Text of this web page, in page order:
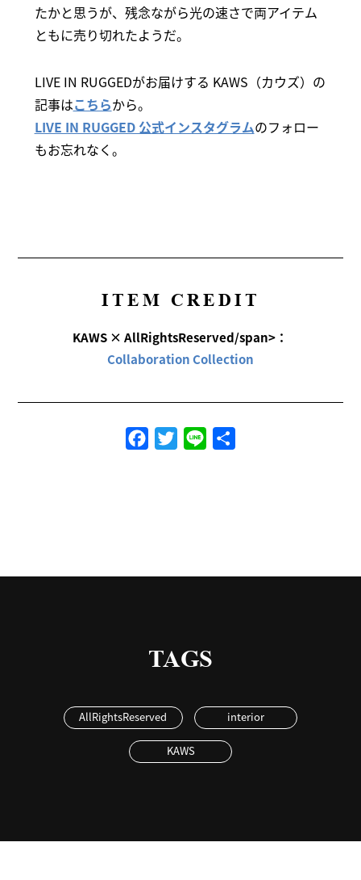
たかと思うが、残念ながら光の速さで両アイテム
ともに売り切れたようだ。
LIVE IN RUGGEDがお届けする KAWS（カウズ）の
記事はこちらから。
LIVE IN RUGGED 公式インスタグラムのフォロー
もお忘れなく。
ITEM CREDIT
KAWS × AllRightsReserved/span>：
Collaboration Collection
FacebookTwitterLine
TAGS
AllRightsReserved interior
KAWS